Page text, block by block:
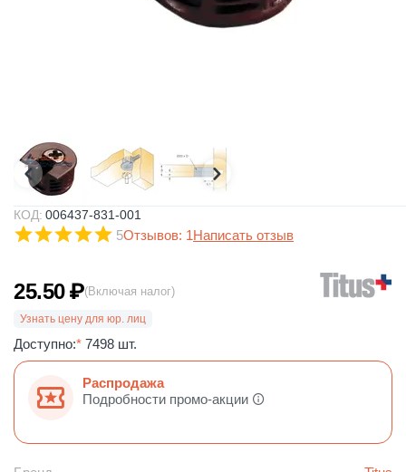
КОД: 006437-831-001
5Отзывов: 1Написать отзыв
25.50₽(Включая налог)
Узнать цену для юр. лиц
Доступно:* 7498 шт.
Распродажа
Подробности промо-акции